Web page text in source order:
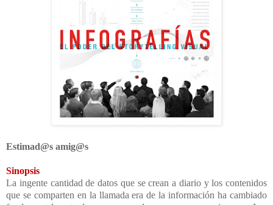
Estimad@s amig@s
Sinopsis
La ingente cantidad de datos que se crean a diario y los contenidos
que se comparten en la llamada era de la información ha cambiado